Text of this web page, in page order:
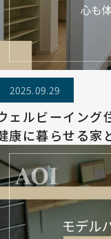
2025.09.29
ェルビーイング
康に暮らせる家